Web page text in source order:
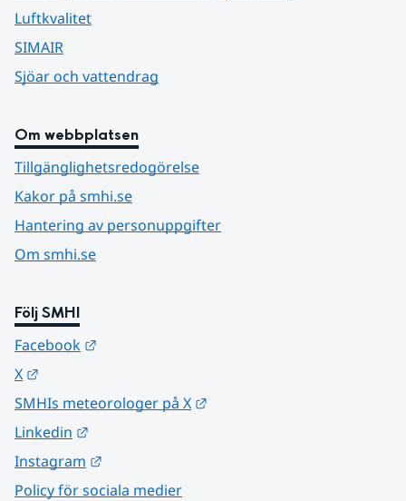
Luftkvalitet
SIMAIR
Sjöar och vattendrag
Om webbplatsen
Tillgänglighetsredogörelse
Kakor på smhi.se
Hantering av personuppgifter
Om smhi.se
Följ SMHI
Facebook
X
SMHIs meteorologer på X
Linkedin
Instagram
Policy för sociala medier